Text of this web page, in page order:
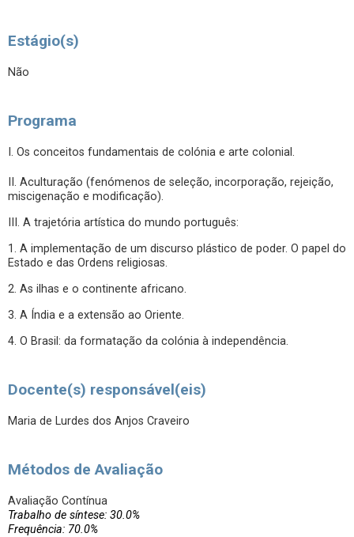
Estágio(s)
Não
Programa
I. Os conceitos fundamentais de colónia e arte colonial.
II. Aculturação (fenómenos de seleção, incorporação, rejeição,
miscigenação e modificação).
III. A trajetória artística do mundo português:
1. A implementação de um discurso plástico de poder. O papel do
Estado e das Ordens religiosas.
2. As ilhas e o continente africano.
3. A Índia e a extensão ao Oriente.
4. O Brasil: da formatação da colónia à independência.
Docente(s) responsável(eis)
Maria de Lurdes dos Anjos Craveiro
Métodos de Avaliação
Avaliação Contínua
Trabalho de síntese: 30.0%
Frequência: 70.0%